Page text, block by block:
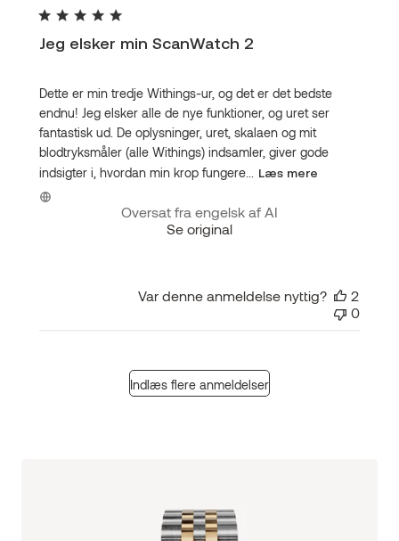
Jeg elsker min ScanWatch 2
Dette er min tredje Withings-ur, og det er det bedste
endnu! Jeg elsker alle de nye funktioner, og uret ser
fantastisk ud. De oplysninger, uret, skalaen og mit
blodtryksmåler (alle Withings) indsamler, giver gode
indsigter i, hvordan min krop fungere...
Læs mere
Oversat fra engelsk af AI
Se original
Var denne anmeldelse nyttig?
2
0
Indlæs flere anmeldelser